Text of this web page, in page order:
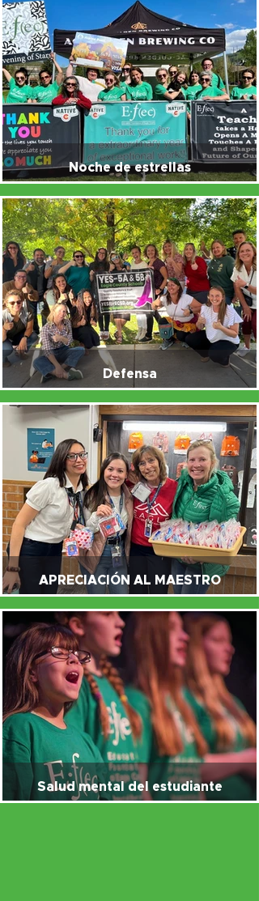
Noche de estrellas
Defensa
APRECIACIÓN AL MAESTRO
Salud mental del estudiante